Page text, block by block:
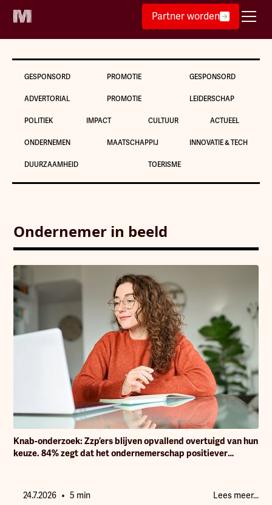
Partner worden
GESPONSORD PROMOTIE GESPONSORD
ADVERTORIAL PROMOTIE LEIDERSCHAP
POLITIEK IMPACT CULTUUR ACTUEEL
ONDERNEMEN MAATSCHAPPIJ INNOVATIE & TECH
DUURZAAMHEID TOERISME
Ondernemer in beeld
Knab-onderzoek: Zzp’ers blijven opvallend overtuigd van hun
keuze. 84% zegt dat het ondernemerschap positiever
24.7.2026 • 5 min Lees meer...